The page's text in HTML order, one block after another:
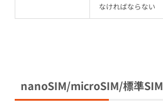
なければならない
nanoSIM/microSIM/標準SIM